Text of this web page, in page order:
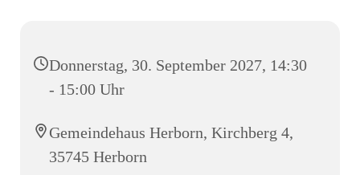
Donnerstag, 30. September 2027, 14:30
- 15:00 Uhr
Gemeindehaus Herborn, Kirchberg 4,
35745 Herborn